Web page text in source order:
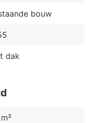
bouw
dak